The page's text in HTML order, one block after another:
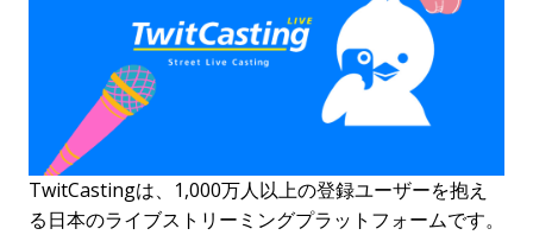
TwitCastingは、1,000万人以上の登録ユーザーを抱え
る日本のライブストリーミングプラットフォームです。